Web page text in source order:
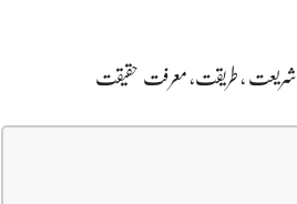
شریعت , طریقت, معرفت حقیقت